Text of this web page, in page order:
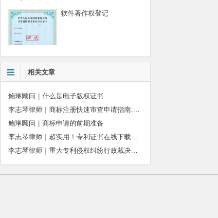
软件著作权登记
相关文章
鲍琳顾问｜什么是电子版权证书
鲍琳顾问｜商标申请的前期准备
李志琴律师｜重大专利侵权纠纷行政裁决：适用情形与办理规则详解